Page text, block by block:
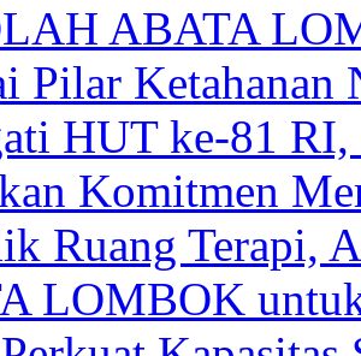
ABATA
Pilar Ketahanan
HUT ke-81
Komitmen
Ruang Terapi,
LOMBOK